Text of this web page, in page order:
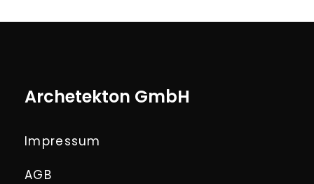
Archetekton GmbH
Impressum
AGB